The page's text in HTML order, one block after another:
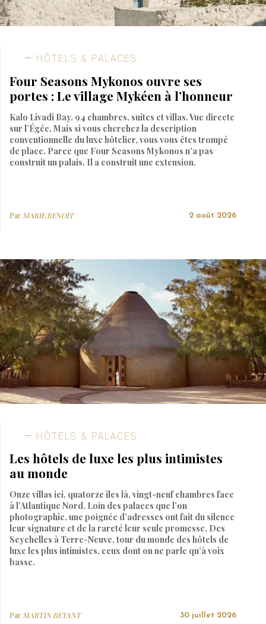
HÔTELS & PALACES
Four Seasons Mykonos ouvre ses
portes : Le village Mykéen à l’honneur
Kalo Livadi Bay. 94 chambres, suites et villas. Vue directe
sur l’Égée. Mais si vous cherchez la description
conventionnelle du luxe hôtelier, vous vous êtes trompé
de place. Parce que Four Seasons Mykonos n’a pas
construit un palais. Il a construit une extension.
Par MARIE BENOIT 2 août 2026
HÔTELS & PALACES
Les hôtels de luxe les plus intimistes
au monde
Onze villas ici, quatorze îles là, vingt-neuf chambres face
à l’Atlantique Nord. Loin des palaces que l’on
photographie, une poignée d’adresses ont fait du silence
leur signature et de la rareté leur seule promesse. Des
Seychelles à Terre-Neuve, tour du monde des hôtels de
luxe les plus intimistes, ceux dont on ne parle qu’à voix
basse.
ParMARTIN BETANT 30 juillet 2026